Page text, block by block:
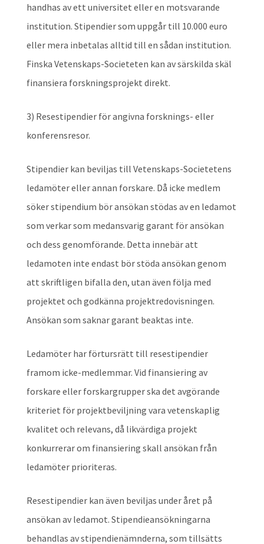
handhas av ett universitet eller en motsvarande
institution. Stipendier som uppgår till 10.000 euro
eller mera inbetalas alltid till en sådan institution.
Finska Vetenskaps-Societeten kan av särskilda skäl
finansiera forskningsprojekt direkt.
3) Resestipendier för angivna forsknings- eller
konferensresor.
Stipendier kan beviljas till Vetenskaps-Societetens
ledamöter eller annan forskare. Då icke medlem
söker stipendium bör ansökan stödas av en ledamot
som verkar som medansvarig garant för ansökan
och dess genomförande. Detta innebär att
ledamoten inte endast bör stöda ansökan genom
att skriftligen bifalla den, utan även följa med
projektet och godkänna projektredovisningen.
Ansökan som saknar garant beaktas inte.
Ledamöter har förtursrätt till resestipendier
framom icke-medlemmar. Vid finansiering av
forskare eller forskargrupper ska det avgörande
kriteriet för projektbeviljning vara vetenskaplig
kvalitet och relevans, då likvärdiga projekt
konkurrerar om finansiering skall ansökan från
ledamöter prioriteras.
Resestipendier kan även beviljas under året på
ansökan av ledamot. Stipendieansökningarna
behandlas av stipendienämnderna, som tillsätts